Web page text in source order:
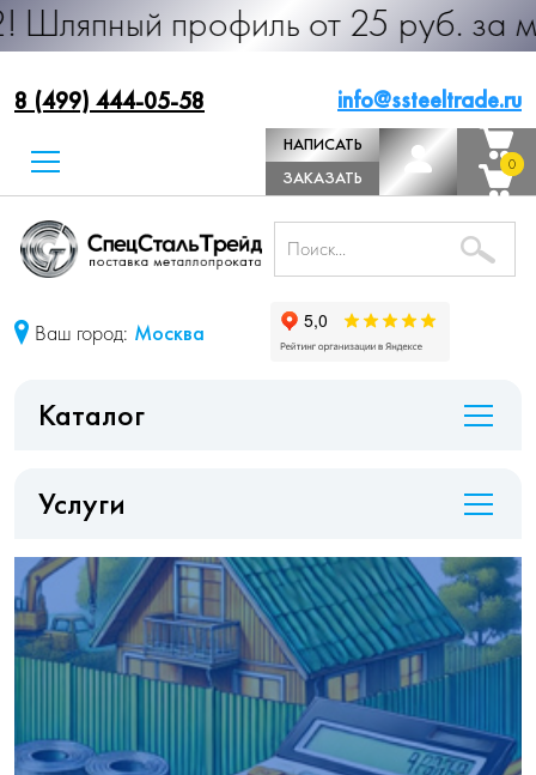
от 25 руб. за м.п.
8 (499) 444-05-58 info@ssteeltrade.ru
НАПИСАТЬ
ДИРЕКТОРУ
ЗАКАЗАТЬ
ЗВОНОК
0
0
Ваш город: Москва
Каталог
Услуги